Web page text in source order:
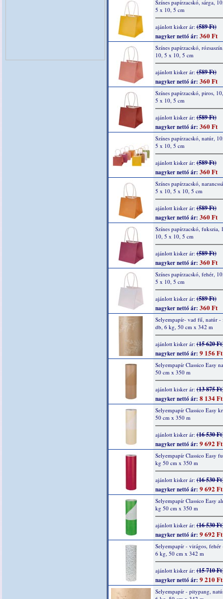
Színes papírzacskó, sárga,
5 x 10, 5 cm
ajánlott kisker ár:(589 Ft)
nagyker nettó ár: 360 Ft
Színes papírzacskó,
10, 5 x 10, 5 cm
ajánlott kisker ár:(589 Ft)
nagyker nettó ár: 360 Ft
Színes papírzacskó, piros,
5 x 10, 5 cm
ajánlott kisker ár:(589 Ft)
nagyker nettó ár: 360 Ft
Színes papírzacskó, natúr,
5 x 10, 5 cm
ajánlott kisker ár:(589 Ft)
nagyker nettó ár: 360 Ft
Színes papírzacskó,
5 x 10, 5 x 10, 5 cm
ajánlott kisker ár:(589 Ft)
nagyker nettó ár: 360 Ft
Színes papírzacskó, fukszia,
10, 5 x 10, 5 cm
ajánlott kisker ár:(589 Ft)
nagyker nettó ár: 360 Ft
Színes papírzacskó, fehér,
5 x 10, 5 cm
ajánlott kisker ár:(589 Ft)
nagyker nettó ár: 360 Ft
Selyempapír- vad fű, natúr -
db, 6 kg, 50 cm x 342 m
ajánlott kisker ár:(15 620
nagyker nettó ár: 9 156 Ft
Selyempapír Classico Easy
50 cm x 350 m
ajánlott kisker ár:(13 875
nagyker nettó ár: 8 134 Ft
Selyempapír Classico Easy
50 cm x 350 m
ajánlott kisker ár:(16 530
nagyker nettó ár: 9 692 Ft
Selyempapír Classico Easy
kg 50 cm x 350 m
ajánlott kisker ár:(16 530
nagyker nettó ár: 9 692 Ft
Selyempapír Classico Easy
kg 50 cm x 350 m
ajánlott kisker ár:(16 530
nagyker nettó ár: 9 692 Ft
Selyempapír - virágos, fehér
6 kg, 50 cm x 342 m
ajánlott kisker ár:(15 710
nagyker nettó ár: 9 210 Ft
Selyempapír - pitypang,